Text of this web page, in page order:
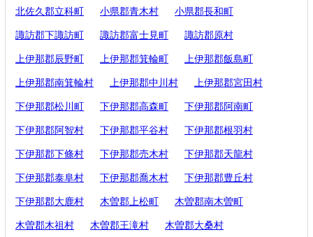
北佐久郡立科町 小県郡青木村 小県郡長和町
諏訪郡下諏訪町 諏訪郡富士見町 諏訪郡原村
上伊那郡辰野町 上伊那郡箕輪町 上伊那郡飯島町
上伊那郡南箕輪村 上伊那郡中川村 上伊那郡宮田村
下伊那郡松川町 下伊那郡高森町 下伊那郡阿南町
下伊那郡阿智村 下伊那郡平谷村 下伊那郡根羽村
下伊那郡下條村 下伊那郡売木村 下伊那郡天龍村
下伊那郡泰阜村 下伊那郡喬木村 下伊那郡豊丘村
下伊那郡大鹿村 木曽郡上松町 木曽郡南木曽町
木曽郡木祖村 木曽郡王滝村 木曽郡大桑村